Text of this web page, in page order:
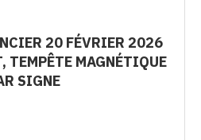
20 FÉVRIER 2026
TEMPÊTE MAGNÉTIQUE
SIGNE